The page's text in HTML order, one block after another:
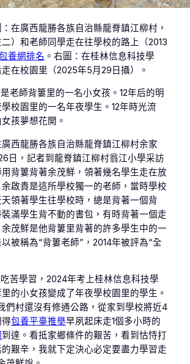
在廣西龍勝各族自治縣龍脊鎮江柳村，
）和老師同學走在往學校的路上（2013
養網排名 。右圖：在桂林信息科技學
在校園里（2025年5月29日攝）。
老師背簍里的一名小女孩。12年后的明
校園里的一名年夜學生。12年時光流
孩夢想花開。
廣西龍勝各族自治縣龍脊鎮江柳村余家
日，記者到龍脊鎮江柳村翁江小學采訪
背簍背著余茂鮮，領著幾名學生走在放
啟貴是這所學校獨一的老師，當時學校
領著學生往學校時，總是背著一個背
滿學生背不動的書包，有時背著一個走
茂鮮是他背簍里背著的許多學生中的一
被稱為“背簍老師”，2014年被評為“全
苦學習，2024年考上桂林信息科技學
的小女孩變成了年夜學校園里的學生。
們村還沒有修通公路，從家到學校將近4
包養平臺推舉早夙起床走1個多小時的
到達。看抵家鄉條件的艱苦，看到怙恃打
艱辛，我就下定決心必定要盡力學習走